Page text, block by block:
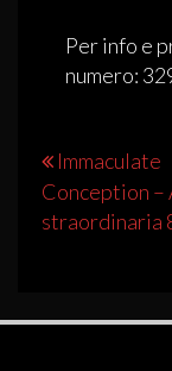
Per info e
numero:
articoli
Immaculate
Conception –
straordinaria